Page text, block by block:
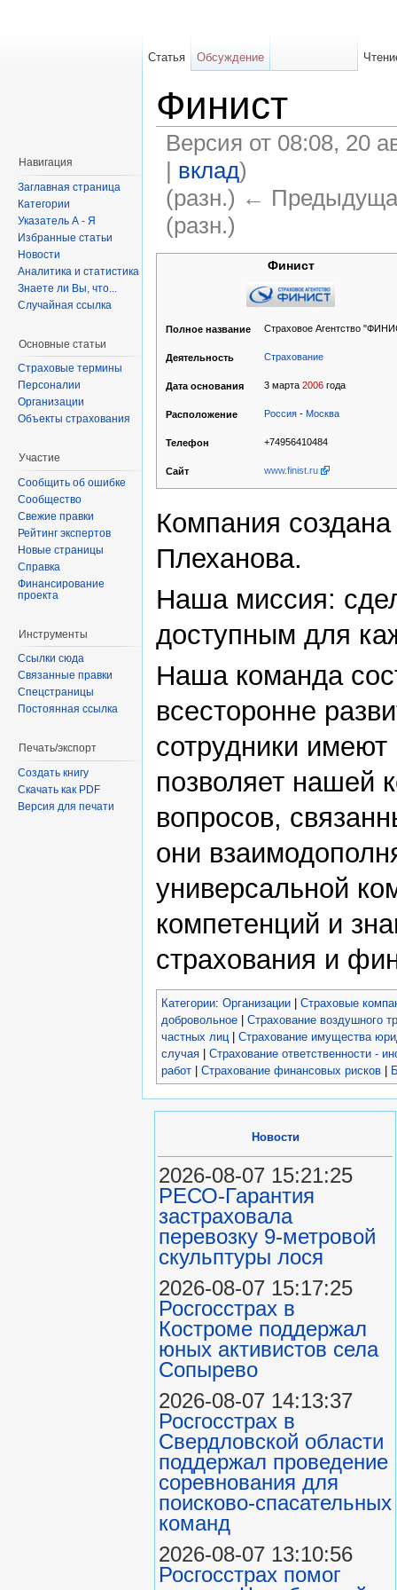
Финист
Версия от 08:08, 20
| вклад)
(разн.) ←
(разн.)
Финист
Полное название Страховое Агентство
Деятельность Страхование
Дата основания 3 марта 2006года
Расположение Россия- Москва
Телефон +74956410484
Сайт www.finist.ru
Компания
Плеханова.
Наша миссия:
доступным для
Наша команда
всесторонне
сотрудники
позволяет нашей
вопросов,
они
универсальной
компетенций и
страхования и
Категории: Организации
Страховые
добровольное
Страхование воздушного
частных лиц| Страхование имущества
случая
Страхование ответственности -
работ
Страхование финансовых рисков
Статья Обсуждение
Навигация
Заглавная страница
Категории
Указатель А - Я
Избранные статьи
Новости
Аналитика и статистика
Знаете ли Вы, что...
Случайная ссылка
Основные статьи
Страховые термины
Персоналии
Организации
Объекты страхования
Участие
Сообщить об ошибке
Сообщество
Свежие правки
Рейтинг экспертов
Новые страницы
Справка
Финансирование
проекта
Инструменты
Ссылки сюда
Связанные правки
Спецстраницы
Постоянная ссылка
Печать/экспорт
Создать книгу
Скачать как PDF
Версия для печати
Новости
2026-08-07 15:21:25
РЕСО-Гарантия
застраховала
перевозку 9-метровой
скульптуры лося
2026-08-07 15:17:25
Росгосстрах в
Костроме поддержал
юных активистов села
Сопырево
2026-08-07 14:13:37
Росгосстрах в
Свердловской области
поддержал проведение
соревнования для
поисково‑спасательных
команд
2026-08-07 13:10:56
Росгосстрах помог